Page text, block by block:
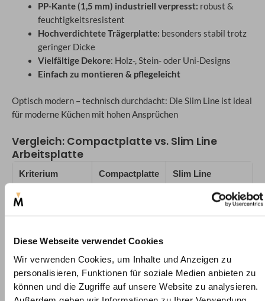
Diese Webseite verwendet Cookies
Wir verwenden Cookies, um Inhalte und Anzeigen zu
personalisieren, Funktionen für soziale Medien anbieten zu
können und die Zugriffe auf unsere Website zu analysieren.
PP-Kante (1,5 mm) industriell verpresst: robust &
feuchtigkeitsresistent
Hochverdichtete Trägerplatte: besonders stabil trotz
geringer Dicke
Vielfältige Dekore: Holz-, Stein- oder Uni-Designs
Einfach zu montieren & pflegeleicht
Optisch modern – technisch durchdacht: Die Slim Line ist ideal
für moderne Küchen mit hohen Ansprüchen
Vergleich: Compactplatte vs. Slim Line
Arbeitsplatte
Kriterium Compactplatte
Slim Line
Stärke 10–12 mm 17 mm
Wasserresistenz Vollflächig